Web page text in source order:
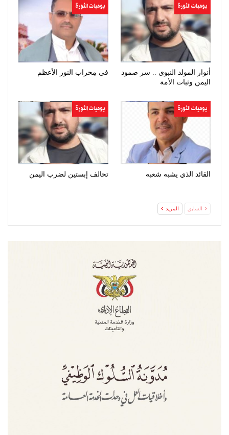
يوميات الثورة
أنوار المولد النبوي .. سر صمود
اليمن وثبات الأمة
يوميات الثورة
في مِحراب النور الأعظم
يوميات الثورة
القائد الذي يشبه شعبه
يوميات الثورة
تحالف إبستين لضرب اليمن
السابق المزيد